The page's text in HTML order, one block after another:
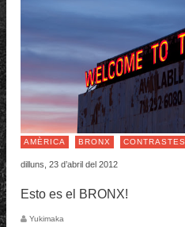
AMÈRICA BRONX CONTRASTES
dilluns, 23 d’abril del 2012
Esto es el BRONX!
Yukimaka